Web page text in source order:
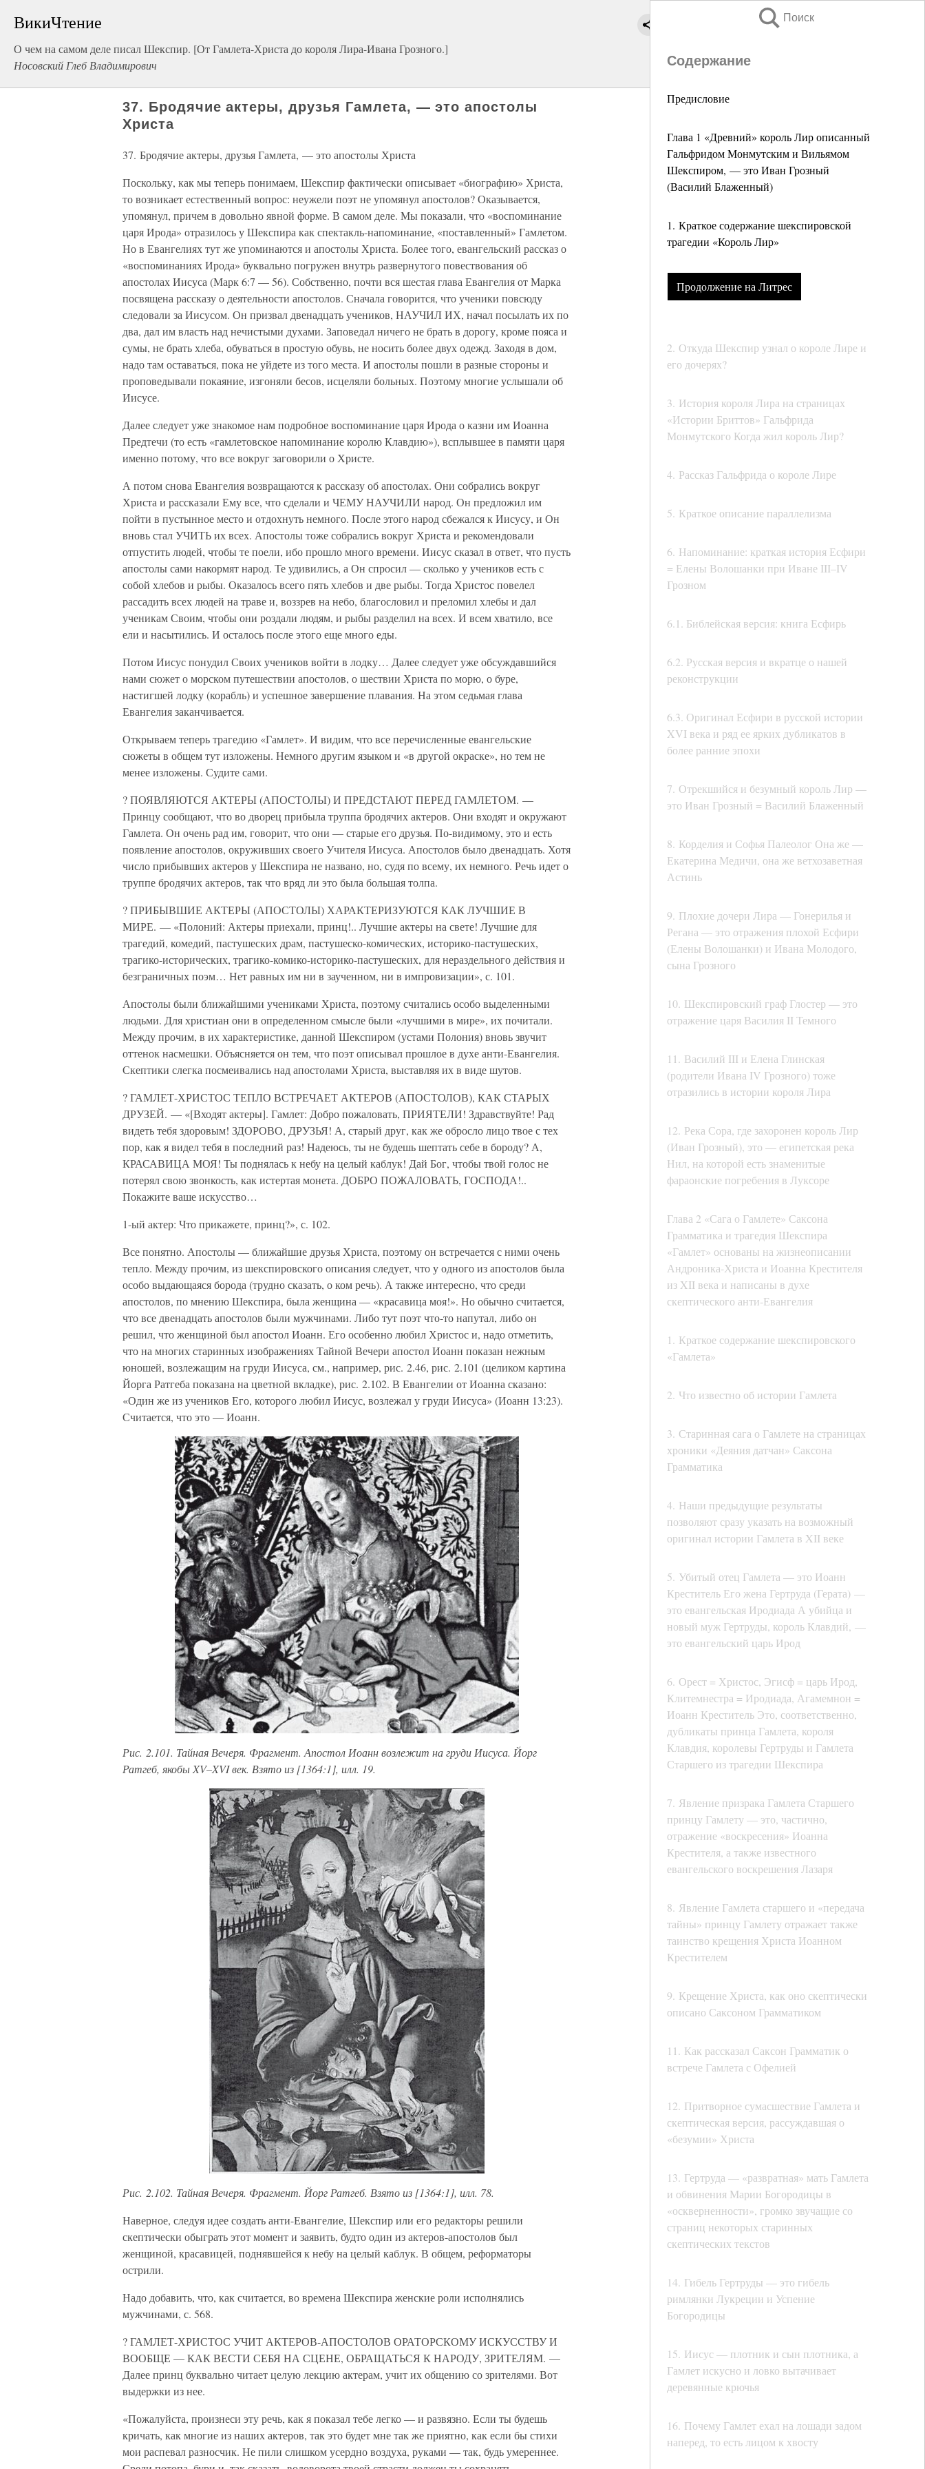
ВикиЧтение
О чем на самом деле писал Шекспир. [От Гамлета-Христа до короля Лира-Ивана Грозного.]
Носовский Глеб Владимирович
Поиск
Содержание
Предисловие
Глава 1 «Древний» король Лир описанный
Гальфридом Монмутским и Вильямом
Шекспиром, — это Иван Грозный
(Василий Блаженный)
1. Краткое содержание шекспировской
трагедии «Король Лир»
Продолжение на Литрес
2. Откуда Шекспир узнал о короле Лире и
его дочерях?
3. История короля Лира на страницах
«Истории Бриттов» Гальфрида
Монмутского Когда жил король Лир?
4. Рассказ Гальфрида о короле Лире
5. Краткое описание параллелизма
6. Напоминание: краткая история Есфири
= Елены Волошанки при Иване III–IV
Грозном
6.1. Библейская версия: книга Есфирь
6.2. Русская версия и вкратце о нашей
реконструкции
6.3. Оригинал Есфири в русской истории
XVI века и ряд ее ярких дубликатов в
более ранние эпохи
7. Отрекшийся и безумный король Лир —
это Иван Грозный = Василий Блаженный
8. Корделия и Софья Палеолог Она же —
Екатерина Медичи, она же ветхозаветная
Астинь
9. Плохие дочери Лира — Гонерилья и
Регана — это отражения плохой Есфири
(Елены Волошанки) и Ивана Молодого,
сына Грозного
10. Шекспировский граф Глостер — это
отражение царя Василия II Темного
11. Василий III и Елена Глинская
(родители Ивана IV Грозного) тоже
отразились в истории короля Лира
12. Река Сора, где захоронен король Лир
(Иван Грозный), это — египетская река
Нил, на которой есть знаменитые
фараонские погребения в Луксоре
Глава 2 «Сага о Гамлете» Саксона
Грамматика и трагедия Шекспира
«Гамлет» основаны на жизнеописании
Андроника-Христа и Иоанна Крестителя
из XII века и написаны в духе
скептического анти-Евангелия
1. Краткое содержание шекспировского
«Гамлета»
2. Что известно об истории Гамлета
3. Старинная сага о Гамлете на страницах
хроники «Деяния датчан» Саксона
Грамматика
4. Наши предыдущие результаты
позволяют сразу указать на возможный
оригинал истории Гамлета в XII веке
5. Убитый отец Гамлета — это Иоанн
Креститель Его жена Гертруда (Герата) —
это евангельская Иродиада А убийца и
новый муж Гертруды, король Клавдий, —
это евангельский царь Ирод
6. Орест = Христос, Эгисф = царь Ирод,
Клитемнестра = Иродиада, Агамемнон =
Иоанн Креститель Это, соответственно,
дубликаты принца Гамлета, короля
Клавдия, королевы Гертруды и Гамлета
Старшего из трагедии Шекспира
7. Явление призрака Гамлета Старшего
принцу Гамлету — это, частично,
отражение «воскресения» Иоанна
Крестителя, а также известного
евангельского воскрешения Лазаря
8. Явление Гамлета старшего и «передача
тайны» принцу Гамлету отражает также
таинство крещения Христа Иоанном
Крестителем
9. Крещение Христа, как оно скептически
описано Саксоном Грамматиком
11. Как рассказал Саксон Грамматик о
встрече Гамлета с Офелией
12. Притворное сумасшествие Гамлета и
скептическая версия, рассуждавшая о
«безумии» Христа
13. Гертруда — «развратная» мать Гамлета
и обвинения Марии Богородицы в
«оскверненности», громко звучащие со
страниц некоторых старинных
скептических текстов
14. Гибель Гертруды — это гибель
римлянки Лукреции и Успение
Богородицы
15. Иисус — плотник и сын плотника, а
Гамлет искусно и ловко вытачивает
деревянные крючья
16. Почему Гамлет ехал на лошади задом
наперед, то есть лицом к хвосту
37. Бродячие актеры, друзья Гамлета, — это апостолы
Христа
37. Бродячие актеры, друзья Гамлета, — это апостолы Христа
Поскольку, как мы теперь понимаем, Шекспир фактически описывает «биографию» Христа,
то возникает естественный вопрос: неужели поэт не упомянул апостолов? Оказывается,
упомянул, причем в довольно явной форме. В самом деле. Мы показали, что «воспоминание
царя Ирода» отразилось у Шекспира как спектакль-напоминание, «поставленный» Гамлетом.
Но в Евангелиях тут же упоминаются и апостолы Христа. Более того, евангельский рассказ о
«воспоминаниях Ирода» буквально погружен внутрь развернутого повествования об
апостолах Иисуса (Марк 6:7 — 56). Собственно, почти вся шестая глава Евангелия от Марка
посвящена рассказу о деятельности апостолов. Сначала говорится, что ученики повсюду
следовали за Иисусом. Он призвал двенадцать учеников, НАУЧИЛ ИХ, начал посылать их по
два, дал им власть над нечистыми духами. Заповедал ничего не брать в дорогу, кроме пояса и
сумы, не брать хлеба, обуваться в простую обувь, не носить более двух одежд. Заходя в дом,
надо там оставаться, пока не уйдете из того места. И апостолы пошли в разные стороны и
проповедывали покаяние, изгоняли бесов, исцеляли больных. Поэтому многие услышали об
Иисусе.
Далее следует уже знакомое нам подробное воспоминание царя Ирода о казни им Иоанна
Предтечи (то есть «гамлетовское напоминание королю Клавдию»), всплывшее в памяти царя
именно потому, что все вокруг заговорили о Христе.
А потом снова Евангелия возвращаются к рассказу об апостолах. Они собрались вокруг
Христа и рассказали Ему все, что сделали и ЧЕМУ НАУЧИЛИ народ. Он предложил им
пойти в пустынное место и отдохнуть немного. После этого народ сбежался к Иисусу, и Он
вновь стал УЧИТЬ их всех. Апостолы тоже собрались вокруг Христа и рекомендовали
отпустить людей, чтобы те поели, ибо прошло много времени. Иисус сказал в ответ, что пусть
апостолы сами накормят народ. Те удивились, а Он спросил — сколько у учеников есть с
собой хлебов и рыбы. Оказалось всего пять хлебов и две рыбы. Тогда Христос повелел
рассадить всех людей на траве и, воззрев на небо, благословил и преломил хлебы и дал
ученикам Своим, чтобы они роздали людям, и рыбы разделил на всех. И всем хватило, все
ели и насытились. И осталось после этого еще много еды.
Потом Иисус понудил Своих учеников войти в лодку… Далее следует уже обсуждавшийся
нами сюжет о морском путешествии апостолов, о шествии Христа по морю, о буре,
настигшей лодку (корабль) и успешное завершение плавания. На этом седьмая глава
Евангелия заканчивается.
Открываем теперь трагедию «Гамлет». И видим, что все перечисленные евангельские
сюжеты в общем тут изложены. Немного другим языком и «в другой окраске», но тем не
менее изложены. Судите сами.
? ПОЯВЛЯЮТСЯ АКТЕРЫ (АПОСТОЛЫ) И ПРЕДСТАЮТ ПЕРЕД ГАМЛЕТОМ. —
Принцу сообщают, что во дворец прибыла труппа бродячих актеров. Они входят и окружают
Гамлета. Он очень рад им, говорит, что они — старые его друзья. По-видимому, это и есть
появление апостолов, окруживших своего Учителя Иисуса. Апостолов было двенадцать. Хотя
число прибывших актеров у Шекспира не названо, но, судя по всему, их немного. Речь идет о
труппе бродячих актеров, так что вряд ли это была большая толпа.
? ПРИБЫВШИЕ АКТЕРЫ (АПОСТОЛЫ) ХАРАКТЕРИЗУЮТСЯ КАК ЛУЧШИЕ В
МИРЕ. — «Полоний: Актеры приехали, принц!.. Лучшие актеры на свете! Лучшие для
трагедий, комедий, пастушеских драм, пастушеско-комических, историко-пастушеских,
трагико-исторических, трагико-комико-историко-пастушеских, для нераздельного действия и
безграничных поэм… Нет равных им ни в заученном, ни в импровизации», с. 101.
Апостолы были ближайшими учениками Христа, поэтому считались особо выделенными
людьми. Для христиан они в определенном смысле были «лучшими в мире», их почитали.
Между прочим, в их характеристике, данной Шекспиром (устами Полония) вновь звучит
оттенок насмешки. Объясняется он тем, что поэт описывал прошлое в духе анти-Евангелия.
Скептики слегка посмеивались над апостолами Христа, выставляя их в виде шутов.
? ГАМЛЕТ-ХРИСТОС ТЕПЛО ВСТРЕЧАЕТ АКТЕРОВ (АПОСТОЛОВ), КАК СТАРЫХ
ДРУЗЕЙ. — «[Входят актеры]. Гамлет: Добро пожаловать, ПРИЯТЕЛИ! Здравствуйте! Рад
видеть тебя здоровым! ЗДОРОВО, ДРУЗЬЯ! А, старый друг, как же обросло лицо твое с тех
пор, как я видел тебя в последний раз! Надеюсь, ты не будешь шептать себе в бороду? А,
КРАСАВИЦА МОЯ! Ты поднялась к небу на целый каблук! Дай Бог, чтобы твой голос не
потерял свою звонкость, как истертая монета. ДОБРО ПОЖАЛОВАТЬ, ГОСПОДА!..
Покажите ваше искусство…
1-ый актер: Что прикажете, принц?», с. 102.
Все понятно. Апостолы — ближайшие друзья Христа, поэтому он встречается с ними очень
тепло. Между прочим, из шекспировского описания следует, что у одного из апостолов была
особо выдающаяся борода (трудно сказать, о ком речь). А также интересно, что среди
апостолов, по мнению Шекспира, была женщина — «красавица моя!». Но обычно считается,
что все двенадцать апостолов были мужчинами. Либо тут поэт что-то напутал, либо он
решил, что женщиной был апостол Иоанн. Его особенно любил Христос и, надо отметить,
что на многих старинных изображениях Тайной Вечери апостол Иоанн показан нежным
юношей, возлежащим на груди Иисуса, см., например, рис. 2.46, рис. 2.101 (целиком картина
Йорга Ратгеба показана на цветной вкладке), рис. 2.102. В Евангелии от Иоанна сказано:
«Один же из учеников Его, которого любил Иисус, возлежал у груди Иисуса» (Иоанн 13:23).
Считается, что это — Иоанн.
Рис. 2.101. Тайная Вечеря. Фрагмент. Апостол Иоанн возлежит на груди Иисуса. Йорг
Ратгеб, якобы XV–XVI век. Взято из [1364:1], илл. 19.
Рис. 2.102. Тайная Вечеря. Фрагмент. Йорг Ратгеб. Взято из [1364:1], илл. 78.
Наверное, следуя идее создать анти-Евангелие, Шекспир или его редакторы решили
скептически обыграть этот момент и заявить, будто один из актеров-апостолов был
женщиной, красавицей, поднявшейся к небу на целый каблук. В общем, реформаторы
острили.
Надо добавить, что, как считается, во времена Шекспира женские роли исполнялись
мужчинами, с. 568.
? ГАМЛЕТ-ХРИСТОС УЧИТ АКТЕРОВ-АПОСТОЛОВ ОРАТОРСКОМУ ИСКУССТВУ И
ВООБЩЕ — КАК ВЕСТИ СЕБЯ НА СЦЕНЕ, ОБРАЩАТЬСЯ К НАРОДУ, ЗРИТЕЛЯМ. —
Далее принц буквально читает целую лекцию актерам, учит их общению со зрителями. Вот
выдержки из нее.
«Пожалуйста, произнеси эту речь, как я показал тебе легко — и развязно. Если ты будешь
кричать, как многие из наших актеров, так это будет мне так же приятно, как если бы стихи
мои распевал разносчик. Не пили слишком усердно воздуха, руками — так, будь умереннее.